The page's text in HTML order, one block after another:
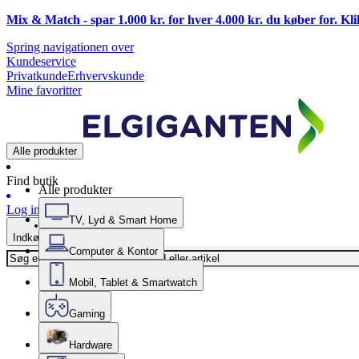
Mix & Match - spar 1.000 kr. for hver 4.000 kr. du køber for.
Spring navigationen over
Kundeservice
PrivatkundeErhvervskunde
Mine favoritter
Alle produkter
Find butik
Log ind
Indkøbskurv
Alle produkter
TV, Lyd & Smart Home
Computer & Kontor
Mobil, Tablet & Smartwatch
Gaming
Hardware